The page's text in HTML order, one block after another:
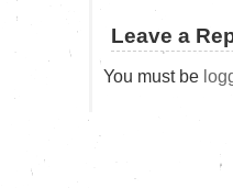
Leave a
You must be